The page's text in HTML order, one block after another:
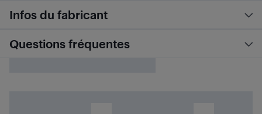
Infos du fabricant
Questions fréquentes